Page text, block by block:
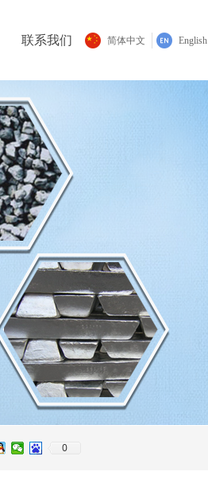
联系我们 简体中文 English
0